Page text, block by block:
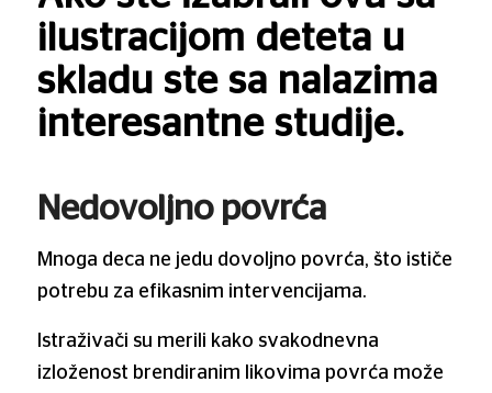
ilustracijom deteta u
skladu ste sa nalazima
interesantne studije.
Nedovoljno povrća
Mnoga deca ne jedu dovoljno povrća, što ističe
potrebu za efikasnim intervencijama.
Istraživači su merili kako svakodnevna
izloženost brendiranim likovima povrća može